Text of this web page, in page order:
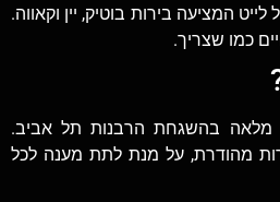
המציעה בירות בוטיק, יין וקאווה.
כמו שצריך.
מלאה בהשגחת הרבנות תל אביב.
מהודרת, על מנת לתת מענה לכל